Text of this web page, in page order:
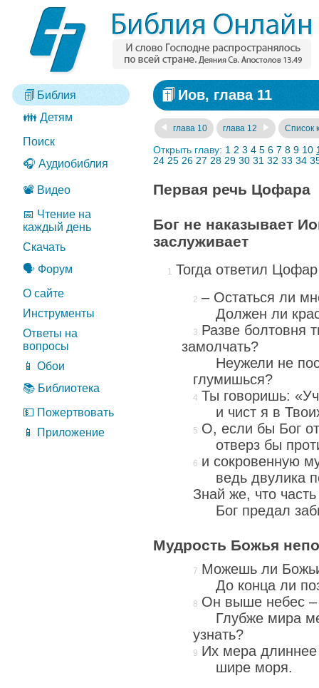
Библия
👪 Детям
Поиск
🎧 Аудиобиблия
📽️ Видео
📅 Чтение на
каждый день
Скачать
🗣️ Форум
О сайте
Инструменты
Ответы на
вопросы
📱 Обои
📚 Библиотека
💵 Пожертвовать
📱 Приложение
Иов, глава 11
глава 10 глава 12 Список
Открыть главу: 1 2 3 4 5 6 7 8 9 10
24 25 26 27 28 29 30 31 32 33 34
Первая речь Цофара
Бог не наказывает
заслуживает
Тогда ответил
– Остаться ли
Должен ли
Разве болтовня
замолчать?
Неужели не
глумишься?
Ты говоришь:
и чист я в
О, если бы Бог
отверз бы
и сокровенную
ведь двулика
Знай же, что
Бог предал
Мудрость Божья
Можешь ли Божьи
До конца ли
Он выше небес –
Глубже мира
узнать?
Их мера
шире моря.